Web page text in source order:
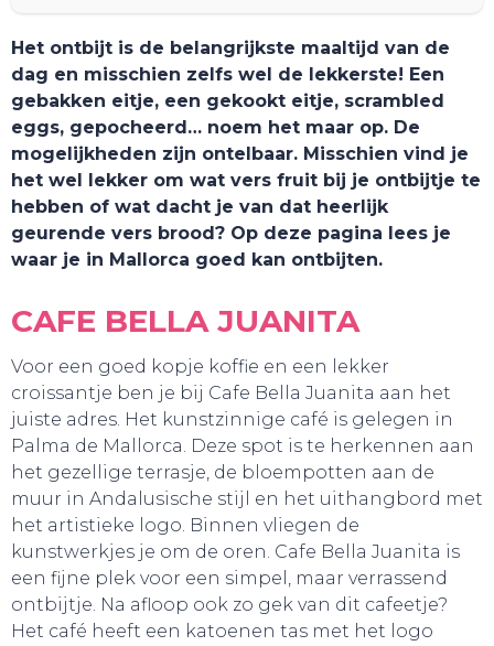
TOURS
Het ontbijt is de belangrijkste maaltijd van de
dag en misschien zelfs wel de lekkerste! Een
gebakken eitje, een gekookt eitje, scrambled
eggs, gepocheerd… noem het maar op. De
mogelijkheden zijn ontelbaar. Misschien vind je
het wel lekker om wat vers fruit bij je ontbijtje te
hebben of wat dacht je van dat heerlijk
geurende vers brood? Op deze pagina lees je
waar je in Mallorca goed kan ontbijten.
CAFE BELLA JUANITA
Voor een goed kopje koffie en een lekker
croissantje ben je bij Cafe Bella Juanita aan het
juiste adres. Het kunstzinnige café is gelegen in
Palma de Mallorca. Deze spot is te herkennen aan
het gezellige terrasje, de bloempotten aan de
muur in Andalusische stijl en het uithangbord met
het artistieke logo. Binnen vliegen de
kunstwerkjes je om de oren. Cafe Bella Juanita is
een fijne plek voor een simpel, maar verrassend
ontbijtje. Na afloop ook zo gek van dit cafeetje?
Het café heeft een katoenen tas met het logo